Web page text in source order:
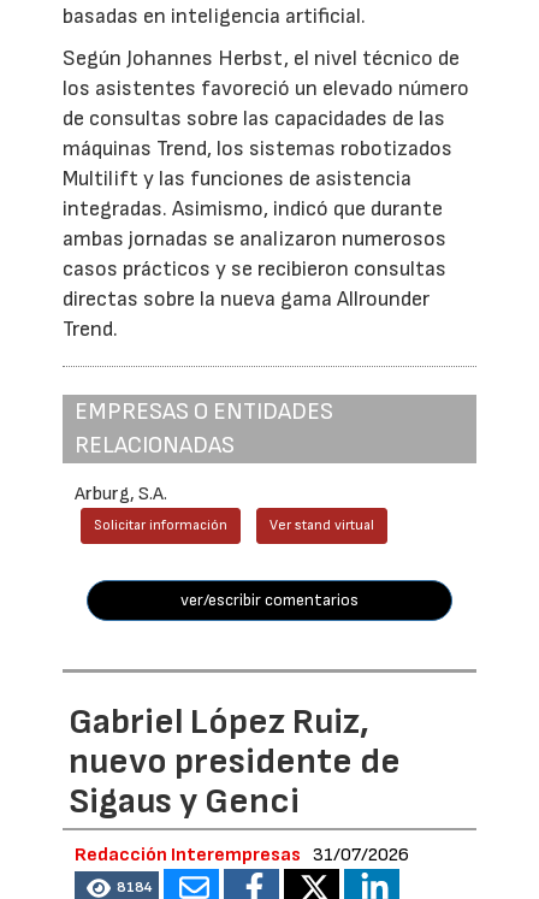
basadas en inteligencia artificial.
Según Johannes Herbst, el nivel técnico de
los asistentes favoreció un elevado número
de consultas sobre las capacidades de las
máquinas Trend, los sistemas robotizados
Multilift y las funciones de asistencia
integradas. Asimismo, indicó que durante
ambas jornadas se analizaron numerosos
casos prácticos y se recibieron consultas
directas sobre la nueva gama Allrounder
Trend.
EMPRESAS O ENTIDADES
RELACIONADAS
Arburg, S.A.
Solicitar información Ver stand virtual
ver/escribir comentarios
Gabriel López Ruiz,
nuevo presidente de
Sigaus y Genci
Redacción Interempresas 31/07/2026
8184